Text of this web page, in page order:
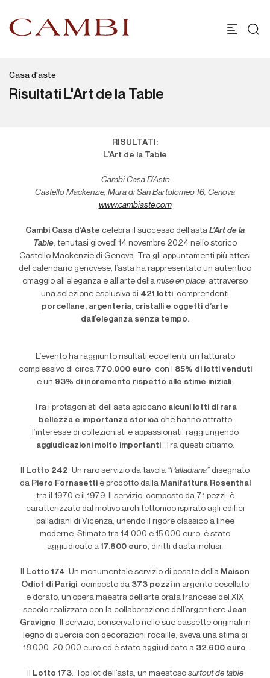
Casa d'aste
Risultati L'Art de la Table
RISULTATI:
L’Art de la Table
Cambi Casa D’Aste
Castello Mackenzie, Mura di San Bartolomeo 16, Genova
www.cambiaste.com
Cambi Casa d’Aste celebra il successo dell’asta L’Art de la
Table, tenutasi giovedì 14 novembre 2024 nello storico
Castello Mackenzie di Genova. Tra gli appuntamenti più attesi
del calendario genovese, l’asta ha rappresentato un autentico
omaggio all’eleganza e all’arte della mise en place, attraverso
una selezione esclusiva di 421 lotti, comprendenti
porcellane, argenteria, cristalli e oggetti d’arte
dall’eleganza senza tempo.
L’evento ha raggiunto risultati eccellenti: un fatturato
complessivo di circa 770.000 euro, con l’85% di lotti venduti
e un 93% di incremento rispetto alle stime iniziali.
Tra i protagonisti dell’asta spiccano alcuni lotti di rara
bellezza e importanza storicache hanno attratto
l’interesse di collezionisti e appassionati, raggiungendo
aggiudicazioni molto importanti. Tra questi citiamo:
Lotto 242: Un raro servizio da tavola “Palladiana” disegnato
da Piero Fornasettie prodotto dalla Manifattura Rosenthal
tra il 1970 e il 1979. Il servizio, composto da 71 pezzi, è
caratterizzato dal motivo architettonico ispirato agli edifici
palladiani di Vicenza, unendo il rigore classico a linee
moderne. Stimato tra 14.000 e 15.000 euro, è stato
aggiudicato a 17.600 euro, diritti d’asta inclusi.
Lotto 174: Un monumentale servizio di posate della Maison
Odiot di Parigi, composto da 373 pezzi in argento cesellato
e dorato, un’opera maestra dell’arte orafa francese del XIX
secolo realizzata con la collaborazione dell’argentiere Jean
Gravigne. Il servizio, conservato nelle sue cassette originali in
legno di quercia con decorazioni rocaille, aveva una stima di
18.000-20.000 euro ed è stato aggiudicato a 32.600 euro.
Lotto 173: Top lot dell’asta, un maestoso surtout de table